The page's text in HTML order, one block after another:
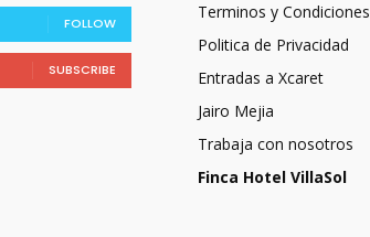
FOLLOW
SUBSCRIBE
Terminos y Condiciones
Politica de Privacidad
Entradas a Xcaret
Jairo Mejia
Trabaja con nosotros
Finca Hotel VillaSol